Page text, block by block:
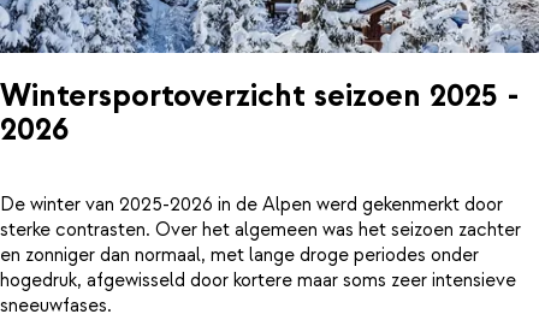
Wintersportoverzicht seizoen 2025 -
2026
De winter van 2025-2026 in de Alpen werd gekenmerkt door
sterke contrasten. Over het algemeen was het seizoen zachter
en zonniger dan normaal, met lange droge periodes onder
hogedruk, afgewisseld door kortere maar soms zeer intensieve
sneeuwfases.